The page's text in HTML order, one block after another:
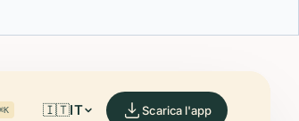
🇮🇹IT Scarica l'app